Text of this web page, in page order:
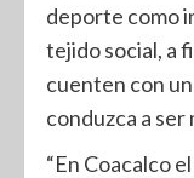
deporte como
tejido social, a
cuenten con
conduzca a ser
“En Coacalco